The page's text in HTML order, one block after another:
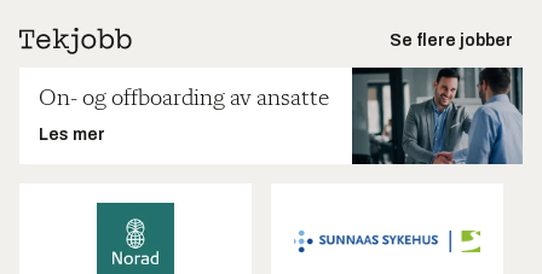
Se flere jobber
On- og offboarding av ansatte
Les mer